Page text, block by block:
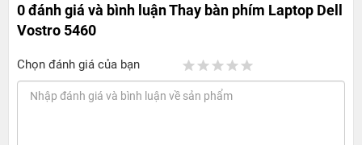
0 đánh giá và bình luậnThay bàn phím Laptop Dell
Vostro 5460
Chọn đánh giá của bạn